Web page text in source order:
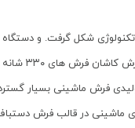
شکل گرفت. و دستگاه های بافت
حریر مخمل کاشان بافت زده شدند.
فرش ماشینی بسیار
ماشینی در قالب فرش دستباف